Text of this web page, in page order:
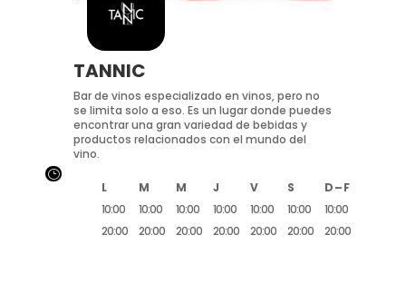
TANNIC
Bar de vinos especializado en vinos, pero no
se limita solo a eso. Es un lugar donde puedes
encontrar una gran variedad de bebidas y
productos relacionados con el mundo del
vino.
L M M J V S
D – F
10:00
20:00
10:00
20:00
10:00
20:00
10:00
20:00
10:00
20:00
10:00
20:00
10:00
20:00
}